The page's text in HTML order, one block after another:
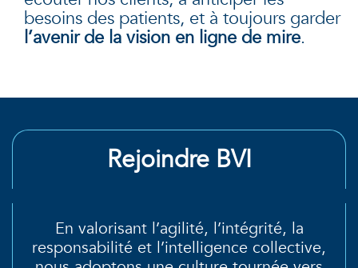
besoins des patients, et à toujours garder
l’avenir de la vision en ligne de mire.
Rejoindre BVI
En valorisant l’agilité, l’intégrité, la
responsabilité et l’intelligence collective,